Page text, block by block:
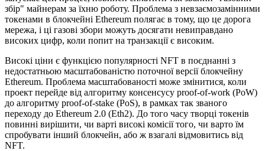
збір" майнерам за їхню роботу. Проблема з невзаємозамінними
токенами в блокчейні Ethereum полягає в тому, що це дорога
мережа, і ці газові збори можуть досягати невиправдано
високих цифр, коли попит на транзакції є високим.
Високі ціни є функцією популярності NFT в поєднанні з
недостатньою масштабованістю поточної версії блокчейну
Ethereum. Проблема масштабованості може змінитися, коли
проект перейде від алгоритму консенсусу proof-of-work (PoW)
до алгоритму proof-of-stake (PoS), в рамках так званого
переходу до Ethereum 2.0 (Eth2). До того часу творці токенів
повинні вирішити, чи варті високі комісії того, чи варто їм
спробувати інший блокчейн, або ж взагалі відмовитись від
NFT.